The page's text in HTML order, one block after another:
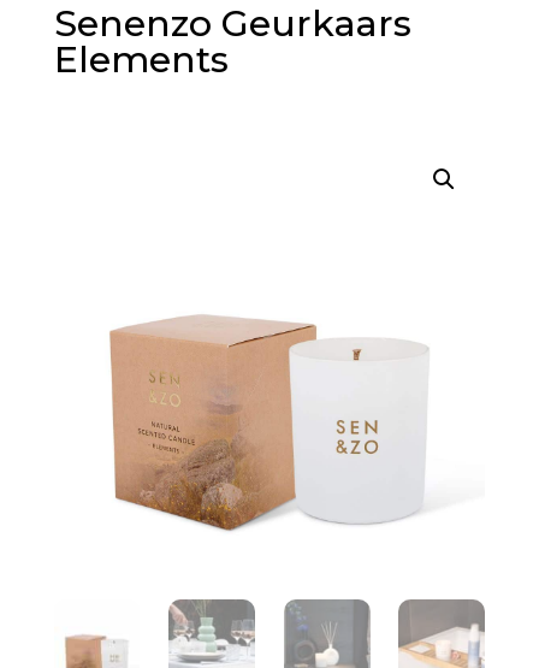
Senenzo Geurkaars
Elements